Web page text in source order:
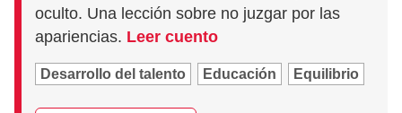
oculto. Una lección sobre no juzgar por las
apariencias. Leer cuento
Desarrollo del talento Educación Equilibrio